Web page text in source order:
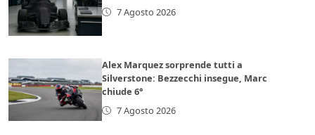
7 Agosto 2026
Alex Marquez sorprende tutti a
Silverstone: Bezzecchi insegue, Marc
chiude 6°
7 Agosto 2026